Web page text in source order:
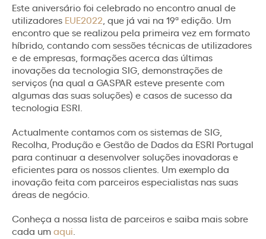
Este aniversário foi celebrado no encontro anual de
utilizadores EUE2022 , que já vai na 19ª edição. Um
encontro que se realizou pela primeira vez em formato
híbrido, contando com sessões técnicas de utilizadores
e de empresas, formações acerca das últimas
inovações da tecnologia SIG, demonstrações de
serviços (na qual a GASPAR esteve presente com
algumas das suas soluções) e casos de sucesso da
tecnologia ESRI.
Actualmente contamos com os sistemas de SIG,
Recolha, Produção e Gestão de Dados da ESRI Portugal
para continuar a desenvolver soluções inovadoras e
eficientes para os nossos clientes. Um exemplo da
inovação feita com parceiros especialistas nas suas
áreas de negócio.
Conheça a nossa lista de parceiros e saiba mais sobre
cada umaqui